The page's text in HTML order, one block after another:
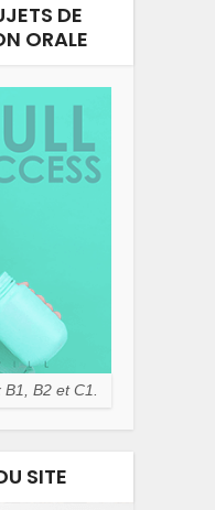
DE
ORALE
B2 et C1.
SITE